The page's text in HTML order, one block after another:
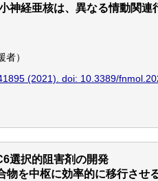
神経亜核は、異なる情動関連
者）
(2021). doi: 10.3389/
選択的阻害剤の開発
物を中枢に効率的に移行させ